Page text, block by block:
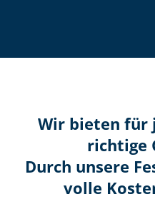
Wir bieten für
richtige
Durch unsere
volle